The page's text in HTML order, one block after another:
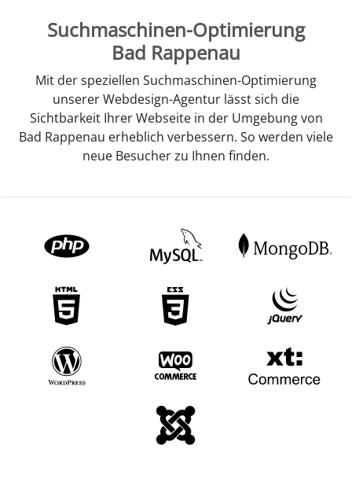
Suchmaschinen-Optimierung
Bad Rappenau
Mit der speziellen Suchmaschinen-Optimierung
unserer Webdesign-Agentur lässt sich die
Sichtbarkeit Ihrer Webseite in der Umgebung von
Bad Rappenau erheblich verbessern. So werden viele
neue Besucher zu Ihnen finden.